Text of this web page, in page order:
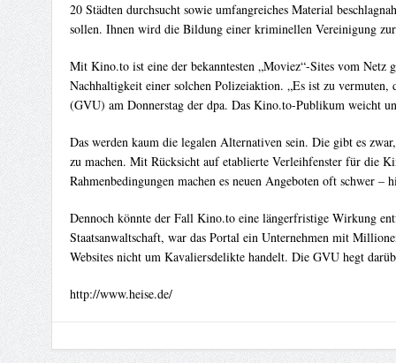
20 Städten durchsucht sowie umfangreiches Material
sollen. Ihnen wird die Bildung einer kriminellen Vereinigung
Mit Kino.to ist eine der bekanntesten „Moviez“-Sites vom
Nachhaltigkeit einer solchen Polizeiaktion. „Es ist zu vermuten,
(GVU) am Donnerstag der dpa. Das Kino.to-Publikum weicht
Das werden kaum die legalen Alternativen sein. Die gibt es
zu machen. Mit Rücksicht auf etablierte Verleihfenster für die
Rahmenbedingungen machen es neuen Angeboten oft schwer
Dennoch könnte der Fall Kino.to eine längerfristige Wirkung
Staatsanwaltschaft, war das Portal ein Unternehmen mit
Websites nicht um Kavaliersdelikte handelt. Die GVU hegt
http://www.heise.de/